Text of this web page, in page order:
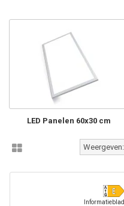
LED Panelen 60x30 cm
Informatieblad